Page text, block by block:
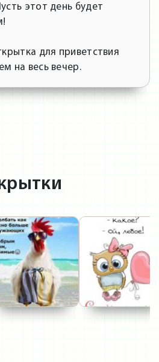
этот день будет
для приветствия
на весь вечер.